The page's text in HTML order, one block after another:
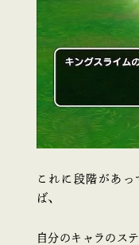
これに段階があ
ば、
自分のキャラのス